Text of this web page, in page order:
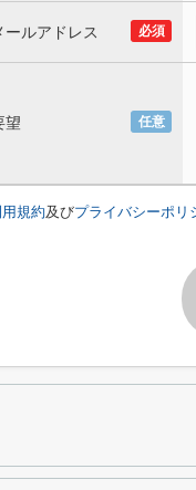
必須
ールアドレス
任意
望
規約及びプライバシーポリ